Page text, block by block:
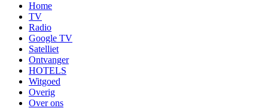
Home
TV
Radio
Google TV
Satelliet
Ontvanger
HOTELS
Witgoed
Overig
Over ons